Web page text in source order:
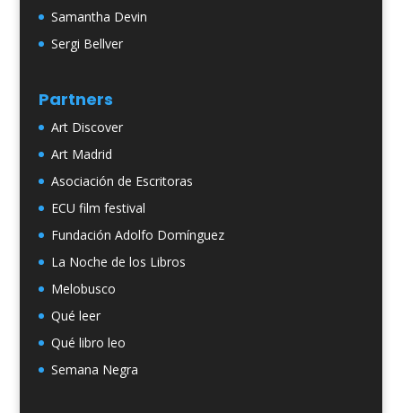
Samantha Devin
Sergi Bellver
Partners
Art Discover
Art Madrid
Asociación de Escritoras
ECU film festival
Fundación Adolfo Domínguez
La Noche de los Libros
Melobusco
Qué leer
Qué libro leo
Semana Negra